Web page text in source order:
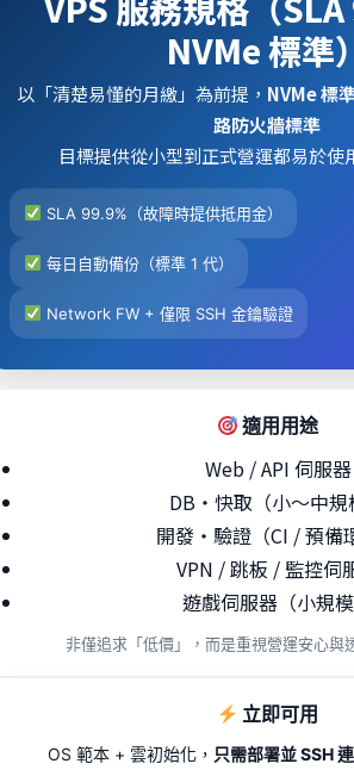
NVMe 標準）
以「清楚易懂的月繳」為前提， NVMe 標
路防火牆標準
目標提供從小型到正式營運都易於使
SLA 99.9%（故障時提供抵用金）
每日自動備份（標準 1 代）
Network FW + 僅限 SSH 金鑰驗證
適用用途
Web / API 伺服器
DB・快取（小～中規
開發・驗證（CI / 預備
VPN / 跳板 / 監控伺
遊戲伺服器（小規模
非僅追求「低價」，而是重視營運安心與
立即可用
OS 範本 + 雲初始化， 只需部署並 SSH